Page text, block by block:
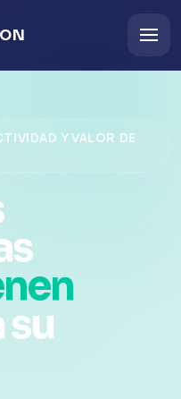
Y VALOR DE
su